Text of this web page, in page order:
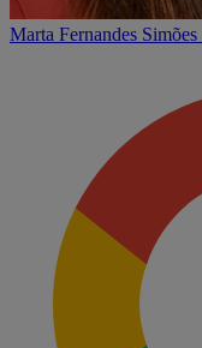
Marta Fernandes Simões